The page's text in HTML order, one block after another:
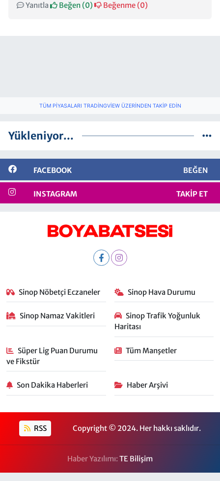
Yanıtla Beğen (0) Beğenme (0)
TÜM PIYASALARI TRADINGVIEW ÜZERINDEN TAKIP EDIN
Yükleniyor...
FACEBOOK BEĞEN
INSTAGRAM TAKIP ET
Sinop Nöbetçi Eczaneler Sinop Hava Durumu
Sinop Namaz Vakitleri
Sinop Trafik Yoğunluk
Haritası
Süper Lig Puan Durumu
ve Fikstür
Tüm Manşetler
Son Dakika Haberleri Haber Arşivi
RSS Copyright © 2024. Her hakkı saklıdır.
Haber Yazılımı:TE Bilişim